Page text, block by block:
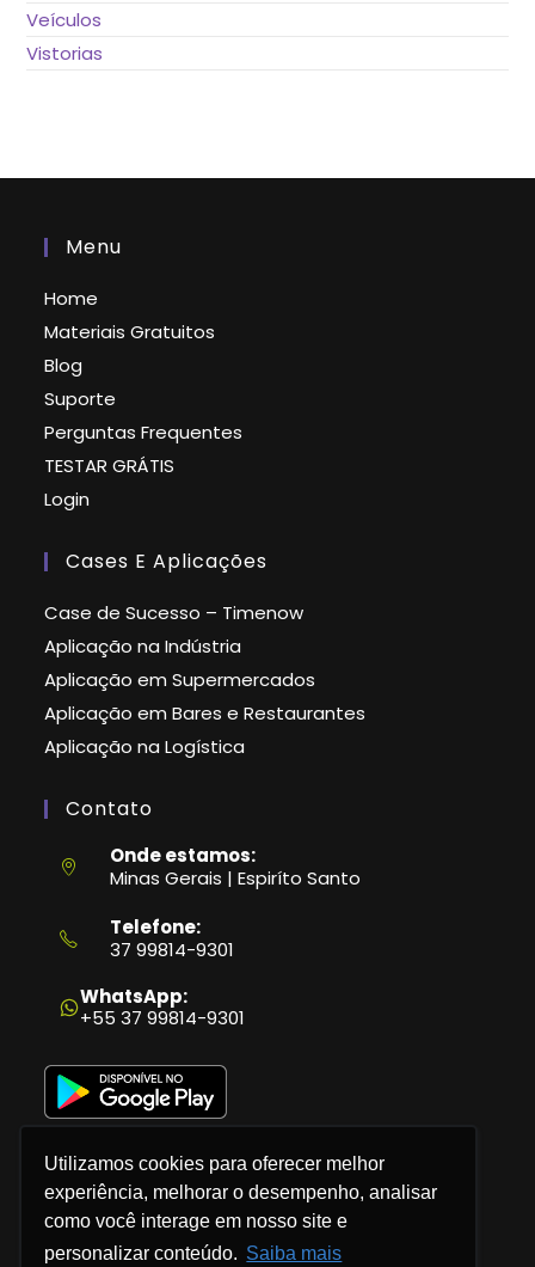
Utilizamos cookies para oferecer melhor
experiência, melhorar o desempenho, analisar
como você interage em nosso site e
personalizar conteúdo. Saiba mais
Veículos
Vistorias
Menu
Home
Materiais Gratuitos
Blog
Suporte
Perguntas Frequentes
TESTAR GRÁTIS
Login
Cases E Aplicações
Case de Sucesso – Timenow
Aplicação na Indústria
Aplicação em Supermercados
Aplicação em Bares e Restaurantes
Aplicação na Logística
Contato
Onde estamos:
Minas Gerais | Espiríto Santo
Telefone:
37 99814-9301
em
seu
aplicativo
WhatsApp:
+55 37 99814-9301
Política de Privacidade